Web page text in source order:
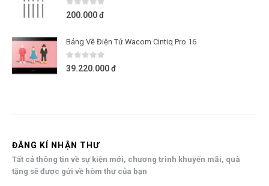
0out of 5
200.000đ
Bảng Vẽ Điện Tử Wacom Cintiq Pro 16
0out of 5
39.220.000đ
ĐĂNG KÍ NHẬN THƯ
Tất cả thông tin về sự kiện mới, chương trình khuyến mãi, quà
tặng sẽ được gửi về hòm thư của bạn